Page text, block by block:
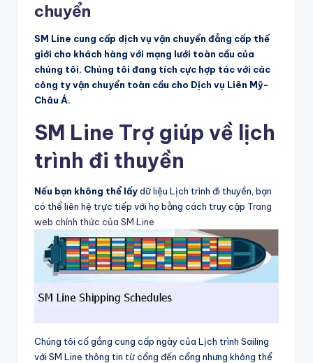
chuyển
SM Line cung cấp dịch vụ vận chuyển đẳng cấp thế
giới cho khách hàng với mạng lưới toàn cầu của
chúng tôi. Chúng tôi đang tích cực hợp tác với các
công ty vận chuyển toàn cầu cho Dịch vụ Liên Mỹ-
Châu Á.
SM Line Trợ giúp về lịch
trình đi thuyền
Nếu bạn không thể lấydữ liệu Lịch trình đi thuyền, bạn
có thể liên hệ trực tiếp với họ bằng cách truy cập Trang
web chính thức của SM Line
Chúng tôi cố gắng cung cấp ngày của Lịch trình Sailing
với SM Line thông tin từ cổng đến cổng nhưng không thể